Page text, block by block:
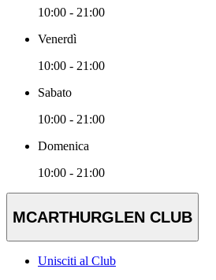
10:00 - 21:00
Venerdì
10:00 - 21:00
Sabato
10:00 - 21:00
Domenica
10:00 - 21:00
MCARTHURGLEN CLUB
Unisciti al Club